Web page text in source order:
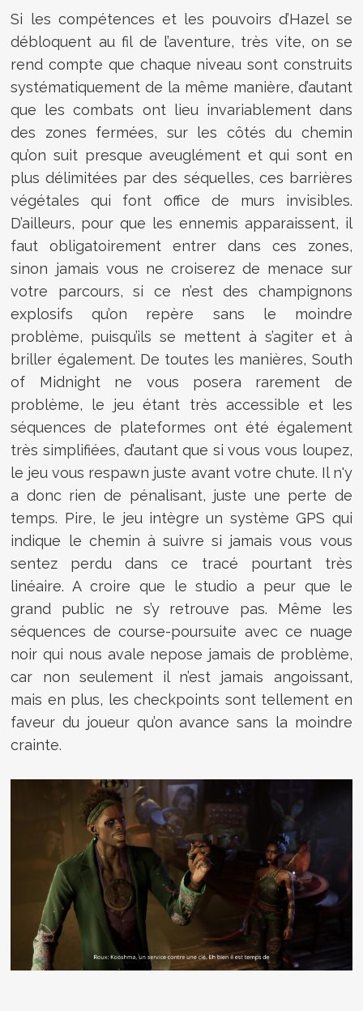
Si les compétences et les pouvoirs d’Hazel se
débloquent au fil de l’aventure, très vite, on se
rend compte que chaque niveau sont construits
systématiquement de la même manière, d’autant
que les combats ont lieu invariablement dans
des zones fermées, sur les côtés du chemin
qu’on suit presque aveuglément et qui sont en
plus délimitées par des séquelles, ces barrières
végétales qui font office de murs invisibles.
D’ailleurs, pour que les ennemis apparaissent, il
faut obligatoirement entrer dans ces zones,
sinon jamais vous ne croiserez de menace sur
votre parcours, si ce n’est des champignons
explosifs qu’on repère sans le moindre
problème, puisqu’ils se mettent à s’agiter et à
briller également. De toutes les manières, South
of Midnight ne vous posera rarement de
problème, le jeu étant très accessible et les
séquences de plateformes ont été également
très simplifiées, d’autant que si vous vous loupez,
le jeu vous respawn juste avant votre chute. Il n'y
a donc rien de pénalisant, juste une perte de
temps. Pire, le jeu intègre un système GPS qui
indique le chemin à suivre si jamais vous vous
sentez perdu dans ce tracé pourtant très
linéaire. A croire que le studio a peur que le
grand public ne s’y retrouve pas. Même les
séquences de course-poursuite avec ce nuage
noir qui nous avale nepose jamais de problème,
car non seulement il n’est jamais angoissant,
mais en plus, les checkpoints sont tellement en
faveur du joueur qu’on avance sans la moindre
crainte.